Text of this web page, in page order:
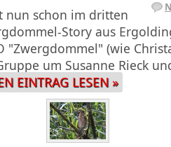
nun schon im dritten
Story aus
"Zwergdommel" (wie
um Susanne Rieck
EINTRAG LESEN »